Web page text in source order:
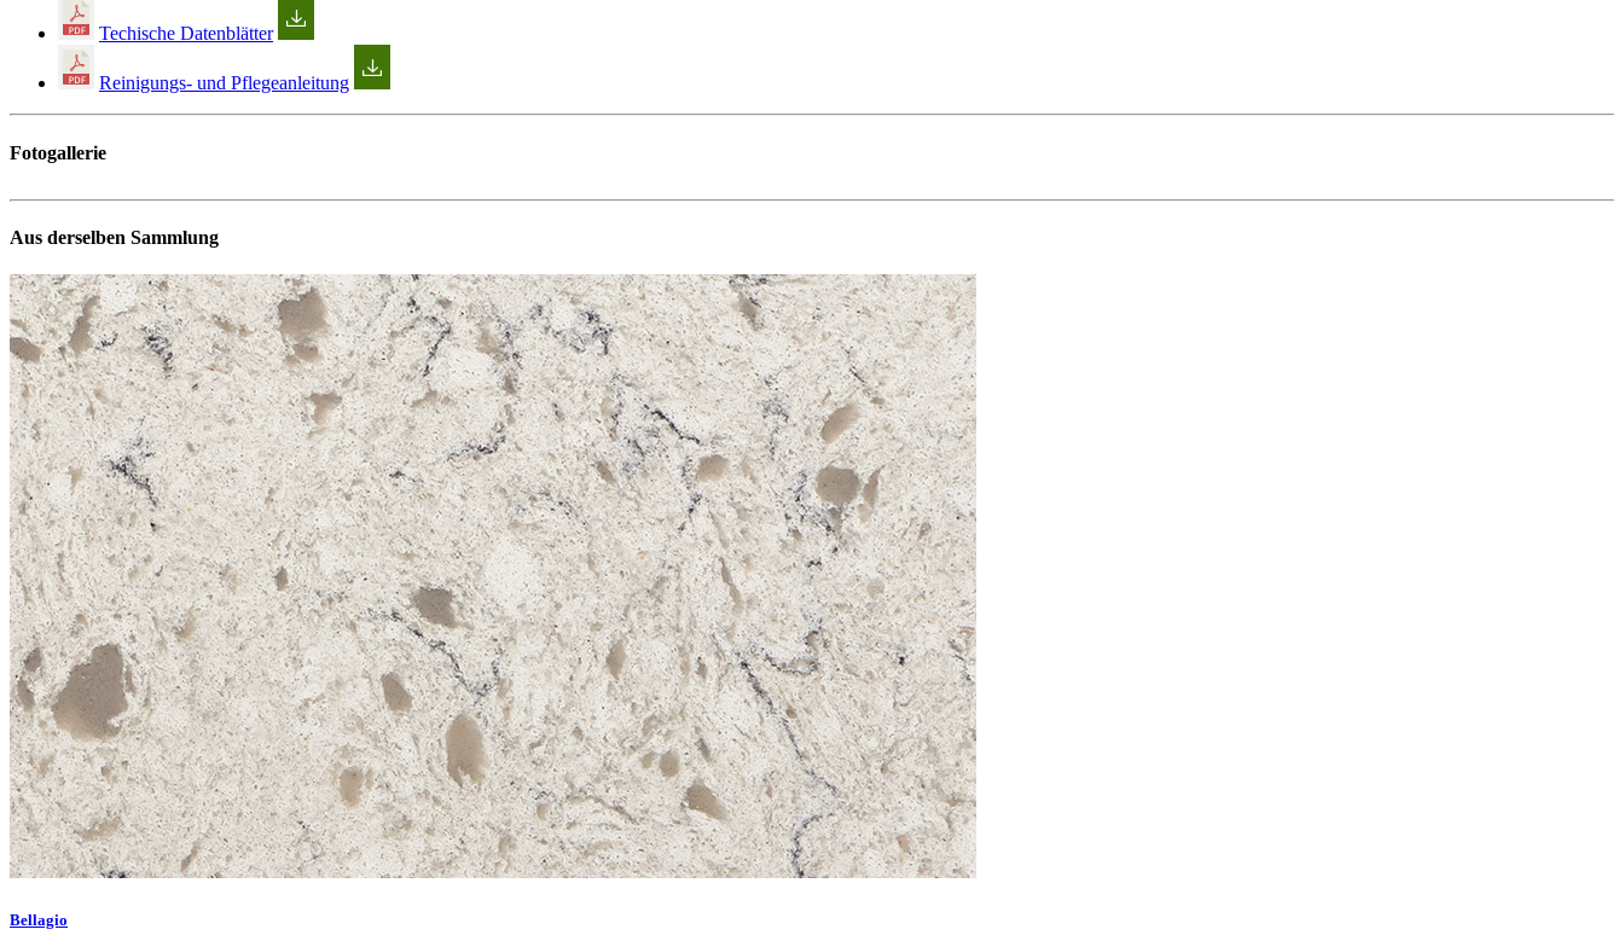
Techische Datenblätter
Reinigungs- und Pflegeanleitung
Fotogallerie
Aus derselben Sammlung
Bellagio